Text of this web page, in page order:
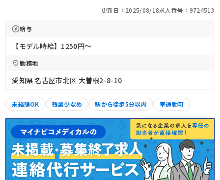
更新日：2025/08/18求人番号：9724513
給与
【モデル時給】1250円〜
勤務地
愛知県 名古屋市北区 大曽根2-8-10
未経験OK 残業少なめ 駅から徒歩5分以内 車通勤可